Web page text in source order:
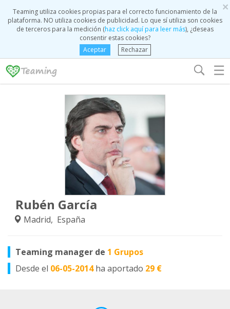
×
Teaming utiliza cookies propias para el correcto funcionamiento de la
plataforma. NO utiliza cookies de publicidad. Lo que sí utiliza son cookies
de terceros para la medición (haz click aquí para leer más), ¿deseas
consentir estas cookies?
Aceptar
Rechazar
☰
Rubén García
Madrid, España
Teaming manager de 1 Grupos
Desde el 06-05-2014 ha aportado 29 €